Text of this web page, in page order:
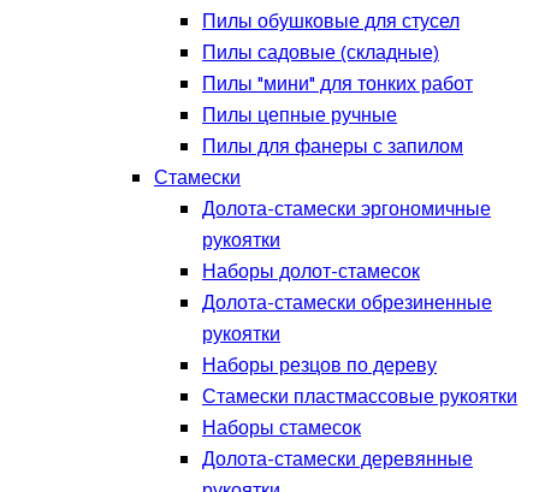
Пилы обушковые для стусел
Пилы садовые (складные)
Пилы "мини" для тонких работ
Пилы цепные ручные
Пилы для фанеры с запилом
Стамески
Долота-стамески эргономичные
рукоятки
Наборы долот-стамесок
Долота-стамески обрезиненные
рукоятки
Наборы резцов по дереву
Стамески пластмассовые рукоятки
Наборы стамесок
Долота-стамески деревянные